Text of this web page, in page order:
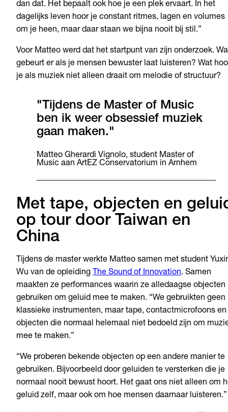
dan dat. Het bepaalt ook hoe je een plek ervaart. In het
dagelijks leven hoor je constant ritmes, lagen en volumes
om je heen, maar daar staan we bijna nooit bij stil.”
Voor Matteo werd dat het startpunt van zijn onderzoek.
gebeurt er als je mensen bewuster laat luisteren? Wat
je als muziek niet alleen draait om melodie of structuur?
"Tijdens de Master of Music
ben ik weer obsessief muziek
gaan maken."
Matteo Gherardi Vignolo, student Master of
Music aan ArtEZ Conservatorium in Arnhem
Met tape, objecten en
op tour door Taiwan en
China
Tijdens de master werkte Matteo samen met student
Wu van de opleiding The Sound of Innovation. Samen
maakten ze performances waarin ze alledaagse objecten
gebruiken om geluid mee te maken. “We gebruikten geen
klassieke instrumenten, maar tape, contactmicrofoons en
objecten die normaal helemaal niet bedoeld zijn om
mee te maken.”
“We proberen bekende objecten op een andere manier te
gebruiken. Bijvoorbeeld door geluiden te versterken die je
normaal nooit bewust hoort. Het gaat ons niet alleen om
geluid zelf, maar ook om hoe mensen daarnaar luisteren.”